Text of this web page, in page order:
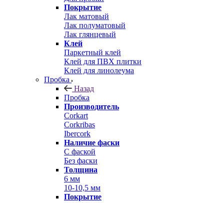
Покрытие
Лак матовый
Лак полуматовый
Лак глянцевый
Клей
Паркетный клей
Клей для ПВХ плитки
Клей для линолеума
Пробка
Назад
Пробка
Производитель
Corkart
Corkribas
Ibercork
Наличие фаски
С фаской
Без фаски
Толщина
6 мм
10-10,5 мм
Покрытие